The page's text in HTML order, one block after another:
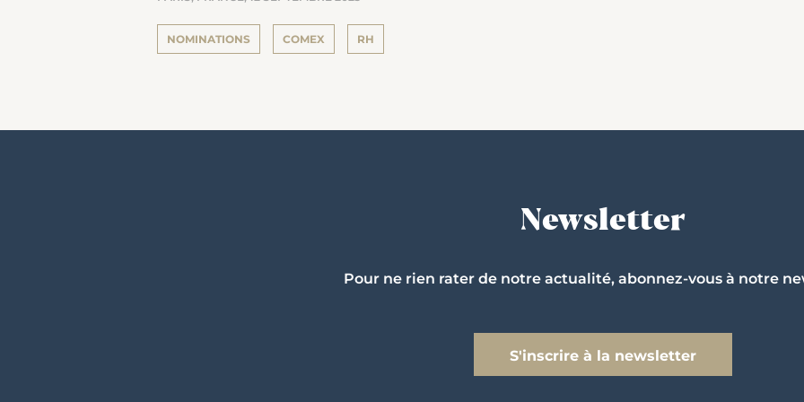
NOMINATIONS COMEX RH
Newsletter
Pour ne rien rater de notre actualité, abonnez-vous à notre
S'inscrire à la newsletter